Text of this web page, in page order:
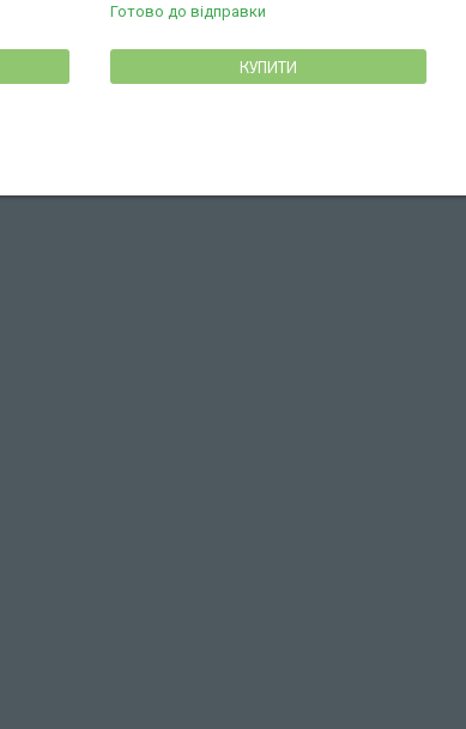
Готово до відправки
КУПИТИ